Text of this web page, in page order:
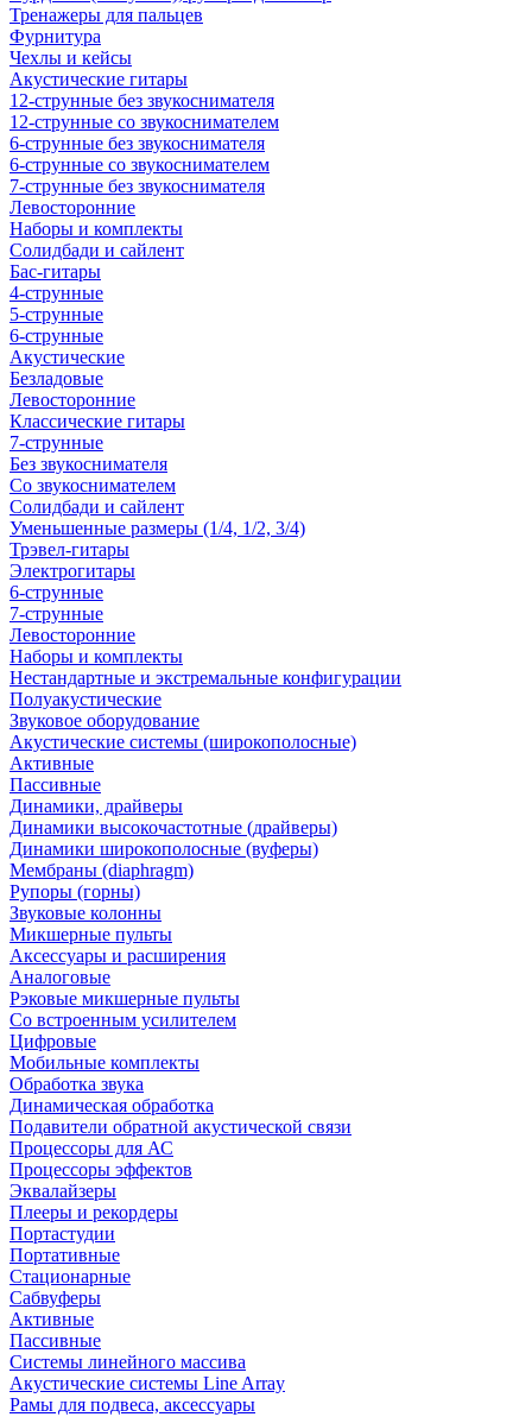
Тренажеры для пальцев
Фурнитура
Чехлы и кейсы
Акустические гитары
12-струнные без звукоснимателя
12-струнные со звукоснимателем
6-струнные без звукоснимателя
6-струнные со звукоснимателем
7-струнные без звукоснимателя
Левосторонние
Наборы и комплекты
Солидбади и сайлент
Бас-гитары
4-струнные
5-струнные
6-струнные
Акустические
Безладовые
Левосторонние
Классические гитары
7-струнные
Без звукоснимателя
Со звукоснимателем
Солидбади и сайлент
Уменьшенные размеры (1/4, 1/2, 3/4)
Трэвел-гитары
Электрогитары
6-струнные
7-струнные
Левосторонние
Наборы и комплекты
Нестандартные и экстремальные конфигурации
Полуакустические
Звуковое оборудование
Акустические системы (широкополосные)
Активные
Пассивные
Динамики, драйверы
Динамики высокочастотные (драйверы)
Динамики широкополосные (вуферы)
Мембраны (diaphragm)
Рупоры (горны)
Звуковые колонны
Микшерные пульты
Аксессуары и расширения
Аналоговые
Рэковые микшерные пульты
Со встроенным усилителем
Цифровые
Мобильные комплекты
Обработка звука
Динамическая обработка
Подавители обратной акустической связи
Процессоры для АС
Процессоры эффектов
Эквалайзеры
Плееры и рекордеры
Портастудии
Портативные
Стационарные
Сабвуферы
Активные
Пассивные
Системы линейного массива
Акустические системы Line Array
Рамы для подвеса, аксессуары